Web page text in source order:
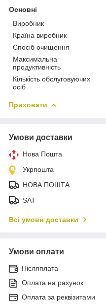
Основні
Виробник
Країна виробник
Спосіб очищення
Максимальна
продуктивність
Кількість обслуговуючих
осіб
Приховати
Умови доставки
Нова Пошта
Укрпошта
НОВА ПОШТА
SAT
Всі умови доставки
Умови оплати
Післяплата
Оплата на рахунок
Оплата за реквізитами